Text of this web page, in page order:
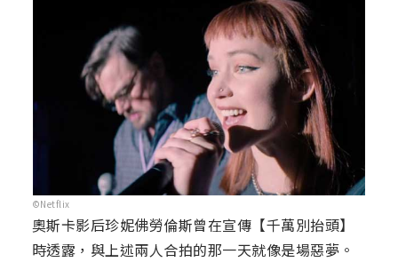
©Netflix
奧斯卡影后珍妮佛勞倫斯曾在宣傳【千萬別抬頭】
時透露，與上述兩人合拍的那一天就像是場惡夢。